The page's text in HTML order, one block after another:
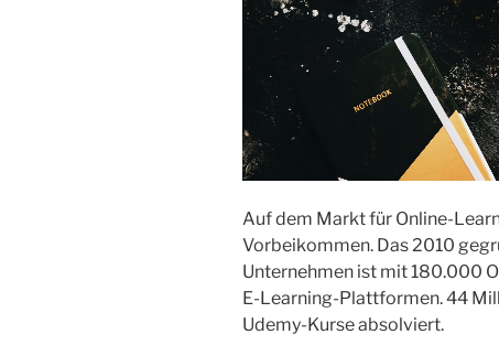
Auf dem Markt für Online-
Vorbeikommen. Das 2010
Unternehmen ist mit 180.000
E-Learning-Plattformen. 44
Udemy-Kurse absolviert.